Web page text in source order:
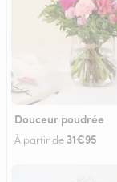
Douceur poudrée
À partir de 31€95